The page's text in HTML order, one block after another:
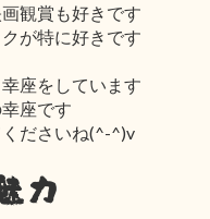
観賞も好きです
が特に好きです
座をしています
座です
ださいね(^-^)v
力